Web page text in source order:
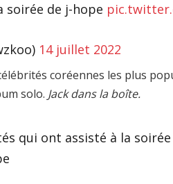
soirée de j-hope
14 juillet 2022
coréennes les plus
solo. Jack dans la boîte.
qui ont assisté à la soirée